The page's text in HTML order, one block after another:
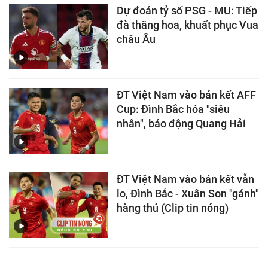
Dự đoán tỷ số PSG - MU: Tiếp
đà thăng hoa, khuất phục Vua
châu Âu
ĐT Việt Nam vào bán kết AFF
Cup: Đình Bắc hóa "siêu
nhân", báo động Quang Hải
ĐT Việt Nam vào bán kết vẫn
lo, Đình Bắc - Xuân Son "gánh"
hàng thủ (Clip tin nóng)